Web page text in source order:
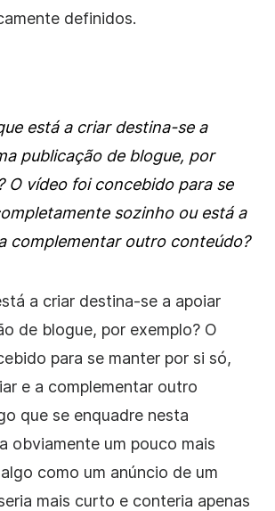
definidos.
está a criar destina-se a
publicação de blogue, por
O vídeo foi concebido para se
sozinho ou está a
complementar outro conteúdo?
a criar destina-se a apoiar
de blogue, por exemplo? O
para se manter por si só,
e a complementar outro
que se enquadre nesta
obviamente um pouco mais
como um anúncio de um
mais curto e conteria apenas